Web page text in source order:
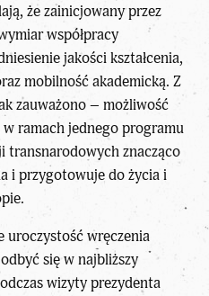
że zainicjowany przez
współpracy
jakości kształcenia,
mobilność akademicką. Z
zauważono – możliwość
ramach jednego programu
transnarodowych znacząco
i przygotowuje do życia i
uroczystość wręczenia
się w najbliższy
wizyty prezydenta